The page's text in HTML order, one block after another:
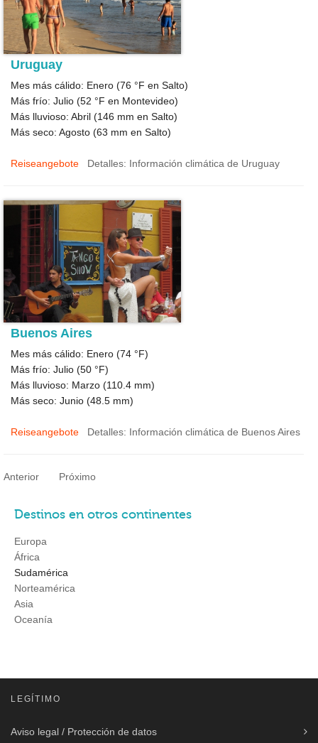
Uruguay
Mes más cálido: Enero (76 °F en Salto)
Más frío: Julio (52 °F en Montevideo)
Más lluvioso: Abril (146 mm en Salto)
Más seco: Agosto (63 mm en Salto)
Reiseangebote Detalles: Información climática de Uruguay
Buenos Aires
Mes más cálido: Enero (74 °F)
Más frío: Julio (50 °F)
Más lluvioso: Marzo (110.4 mm)
Más seco: Junio (48.5 mm)
Reiseangebote Detalles: Información climática de Buenos Aires
Anterior Próximo
Destinos en otros continentes
Europa
África
Sudamérica
Norteamérica
Asia
Oceanía
LEGÍTIMO
Aviso legal / Protección de datos